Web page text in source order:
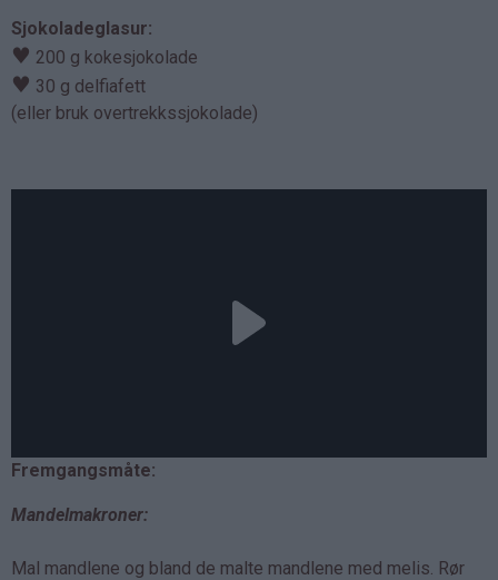
Sjokoladeglasur:
♥ 200 g kokesjokolade
♥ 30 g delfiafett
(eller bruk overtrekkssjokolade)
Fremgangsmåte:
Mandelmakroner:
Mal mandlene og bland de malte mandlene med melis. Rør